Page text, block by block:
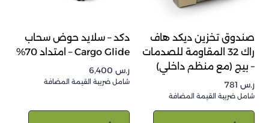
صندوق تخزين ديكد هاف
راك 32 المقاومة للصدمات
– بيج (مع منظم داخلي)
ر.س
شامل ضريبة القيمة المضافة
دكد – سلايد حوض سحاب
Cargo Glide – امتداد 70%
ر.س
شامل ضريبة القيمة المضافة